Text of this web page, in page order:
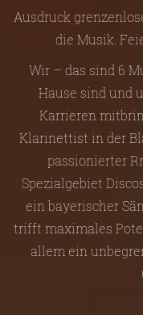
Ausdruck
die Musik.
Wir – das sind 6
Hause sind und
Karrieren
Klarinettist in der
passionierter
Spezialgebiet
ein bayerischer
trifft maximales
allem ein